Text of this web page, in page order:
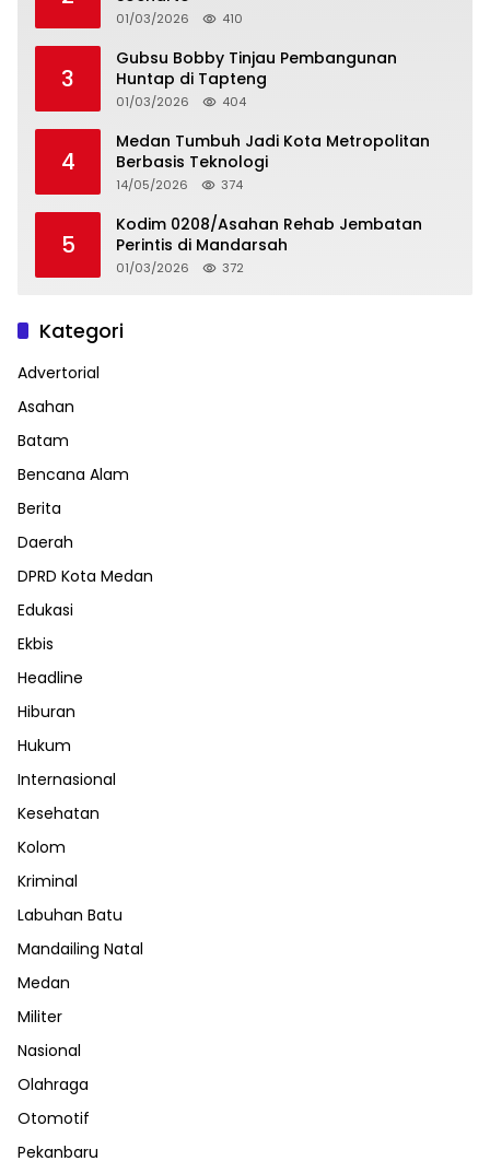
01/03/2026 410
3
Gubsu Bobby Tinjau Pembangunan
Huntap di Tapteng
01/03/2026 404
4
Medan Tumbuh Jadi Kota Metropolitan
Berbasis Teknologi
14/05/2026 374
5
Kodim 0208/Asahan Rehab Jembatan
Perintis di Mandarsah
01/03/2026 372
Kategori
Advertorial
Asahan
Batam
Bencana Alam
Berita
Daerah
DPRD Kota Medan
Edukasi
Ekbis
Headline
Hiburan
Hukum
Internasional
Kesehatan
Kolom
Kriminal
Labuhan Batu
Mandailing Natal
Medan
Militer
Nasional
Olahraga
Otomotif
Pekanbaru